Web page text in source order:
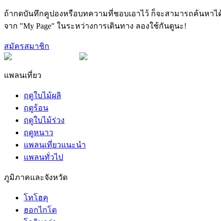
ถ้ากดบันทึกคูปองหรือบทความที่ชอบเอาไว้ ก็จะสามารถค้นหาไ
จาก "My Page" ในระหว่างการเดินทาง ลองใช้กันดูนะ!
สมัครสมาชิก
แพลนเที่ยว
ฤดูใบไม้ผลิ
ฤดูร้อน
ฤดูใบไม้ร่วง
ฤดูหนาว
แพลนเที่ยวแนะนำ
แพลนทั่วไป
ภูมิภาคและจังหวัด
โทโฮคุ
ฮอกไกโด